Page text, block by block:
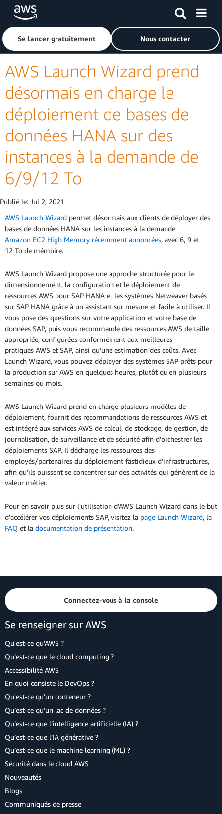
Passer au contenu principal
Cliquer ici pour revenir à la page d'accueil d'Amazon Web
Se lancer gratuitement Nous contacter
AWS Launch Wizard prend
désormais en charge le
déploiement de bases de
données HANA sur des
instances à la demande de
6/9/12 To
Publié le: Jul 2, 2021
AWS Launch Wizard permet désormais aux clients de déployer des
bases de données HANA sur les instances à la demande
Amazon EC2 High Memory récemment annoncées, avec 6, 9 et
12 To de mémoire.
AWS Launch Wizard propose une approche structurée pour le
dimensionnement, la configuration et le déploiement de
ressources AWS pour SAP HANA et les systèmes Netweaver basés
sur SAP HANA grâce à un assistant sur mesure et facile à utiliser. Il
vous pose des questions sur votre application et votre base de
données SAP, puis vous recommande des ressources AWS de taille
appropriée, configurées conformément aux meilleures
pratiques AWS et SAP, ainsi qu'une estimation des coûts. Avec
Launch Wizard, vous pouvez déployer des systèmes SAP prêts pour
la production sur AWS en quelques heures, plutôt qu'en plusieurs
semaines ou mois.
AWS Launch Wizard prend en charge plusieurs modèles de
déploiement, fournit des recommandations de ressources AWS et
est intégré aux services AWS de calcul, de stockage, de gestion, de
journalisation, de surveillance et de sécurité afin d'orchestrer les
déploiements SAP. Il décharge les ressources des
employés/partenaires du déploiement fastidieux d'infrastructures,
afin qu'ils puissent se concentrer sur des activités qui génèrent de la
valeur métier.
Pour en savoir plus sur l'utilisation d'AWS Launch Wizard dans le but
d'accélérer vos déploiements SAP, visitez la page Launch Wizard, la
FAQ et la documentation de présentation.
Connectez-vous à la console
Se renseigner sur AWS
Qu'est-ce qu'AWS ?
Qu’est-ce que le cloud computing ?
Accessibilité AWS
En quoi consiste le DevOps ?
Qu'est-ce qu'un conteneur ?
Qu’est-ce qu’un lac de données ?
Qu’est-ce que l’intelligence artificielle (IA) ?
Qu’est-ce que l’IA générative ?
Qu’est-ce que le machine learning (ML) ?
Sécurité dans le cloud AWS
Nouveautés
Blogs
Communiqués de presse